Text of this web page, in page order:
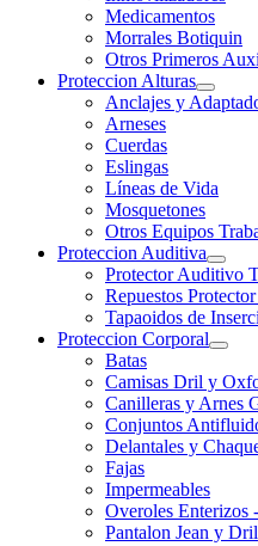
Medicamentos
Morrales Botiquin
Otros Primeros
Proteccion Alturas
Anclajes y
Arneses
Cuerdas
Eslingas
Líneas de Vida
Mosquetones
Otros Equipos
Proteccion Auditiva
Protector Auditivo
Repuestos
Tapaoidos de
Proteccion Corporal
Batas
Camisas Dril y
Canilleras y Arnes
Conjuntos
Delantales y
Fajas
Impermeables
Overoles Enterizos
Pantalon Jean y Dril